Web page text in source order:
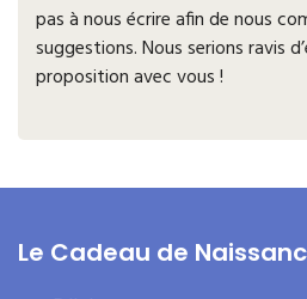
pas à nous écrire afin de nous
suggestions. Nous serions ravis
proposition avec vous !
Le Cadeau de